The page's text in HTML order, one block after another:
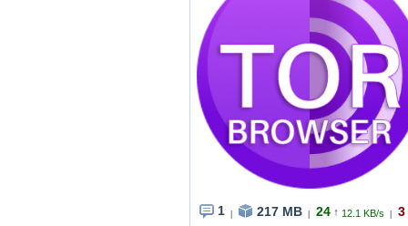
1 217 MB 24 ↑ 12.1 KB/s 3